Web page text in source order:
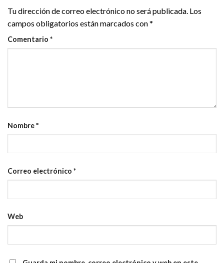
Tu dirección de correo electrónico no será publicada. Los
campos obligatorios están marcados con*
Comentario *
Nombre*
Correo electrónico *
Web